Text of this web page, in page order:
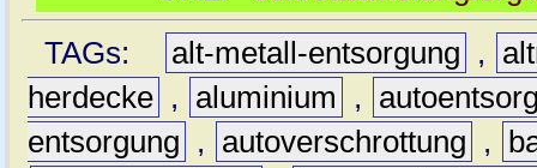
TAGs:
alt-metall-entsorgung ,
herdecke , aluminium ,
entsorgung
, autoverschrottung ,